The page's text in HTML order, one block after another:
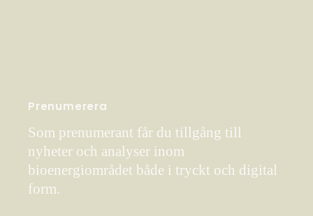
Prenumerera
Som prenumerant får du tillgång till
nyheter och analyser inom
bioenergiområdet både i tryckt och digital
form.